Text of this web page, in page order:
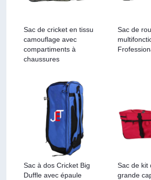
Sac de cricket en tissu
camouflage avec
compartiments à
chaussures
Sac de
Sac à dos Cricket Big
Duffle avec épaule
Sac de kit
grande